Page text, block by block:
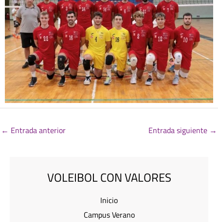
← Entrada anterior Entrada siguiente →
VOLEIBOL CON VALORES
Inicio
Campus Verano